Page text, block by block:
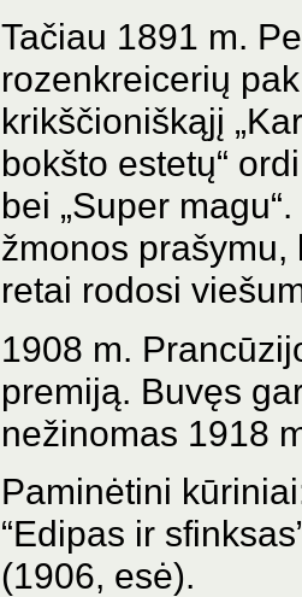
Tačiau 1891 m.
rozenkreicerių
krikščioniškąjį
bokšto estetų“
bei „Super
žmonos
retai rodosi
1908 m.
premiją. Buvęs
nežinomas 1918
Paminėtini
“Edipas ir
(1906, esė).